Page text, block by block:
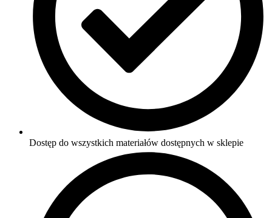
Dostęp do wszystkich materiałów dostępnych w sklepie